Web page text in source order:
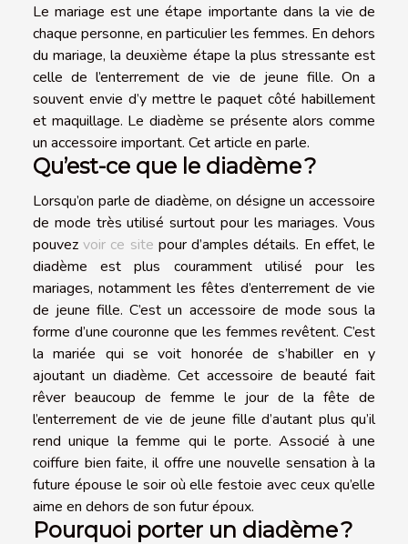
Le mariage est une étape importante dans la vie de
chaque personne, en particulier les femmes. En dehors
du mariage, la deuxième étape la plus stressante est
celle de l’enterrement de vie de jeune fille. On a
souvent envie d’y mettre le paquet côté habillement
et maquillage. Le diadème se présente alors comme
un accessoire important. Cet article en parle.
Qu’est-ce que le diadème ?
Lorsqu’on parle de diadème, on désigne un accessoire
de mode très utilisé surtout pour les mariages. Vous
pouvezvoir ce site pour d’amples détails. En effet, le
diadème est plus couramment utilisé pour les
mariages, notamment les fêtes d’enterrement de vie
de jeune fille. C’est un accessoire de mode sous la
forme d’une couronne que les femmes revêtent. C’est
la mariée qui se voit honorée de s’habiller en y
ajoutant un diadème. Cet accessoire de beauté fait
rêver beaucoup de femme le jour de la fête de
l’enterrement de vie de jeune fille d’autant plus qu’il
rend unique la femme qui le porte. Associé à une
coiffure bien faite, il offre une nouvelle sensation à la
future épouse le soir où elle festoie avec ceux qu’elle
aime en dehors de son futur époux.
Pourquoi porter un diadème ?